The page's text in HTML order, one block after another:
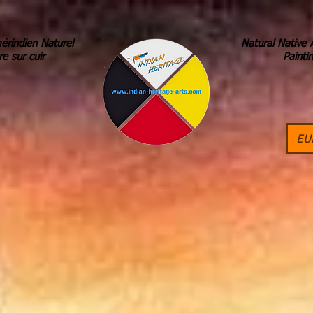
Naturel
sur cuir
Natural Native